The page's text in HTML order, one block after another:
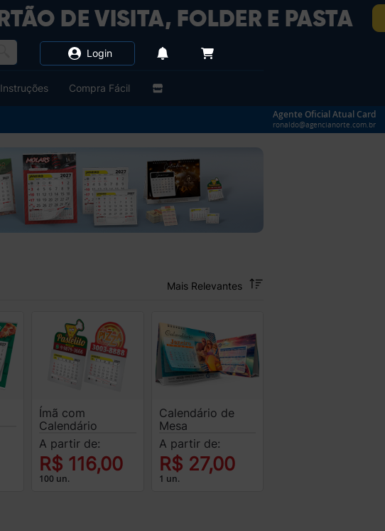
Instruções Compra Fácil
Login
Agente Oficial Atual Card
ronaldo@agencianorte.com.br
Ímã com
Calendário
A partir de:
R$ 116,00
100 un.
Calendário de
Mesa
A partir de:
R$ 27,00
1 un.